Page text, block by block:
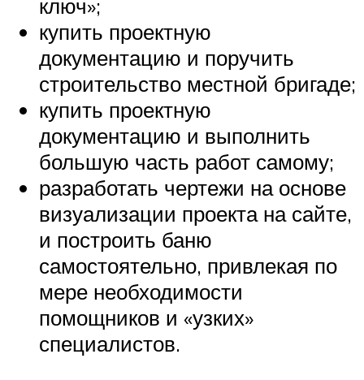
ключ»;
купить проектную
документацию и поручить
строительство местной бригаде;
купить проектную
документацию и выполнить
большую часть работ самому;
разработать чертежи на основе
визуализации проекта на сайте,
и построить баню
самостоятельно, привлекая по
мере необходимости
помощников и «узких»
специалистов.